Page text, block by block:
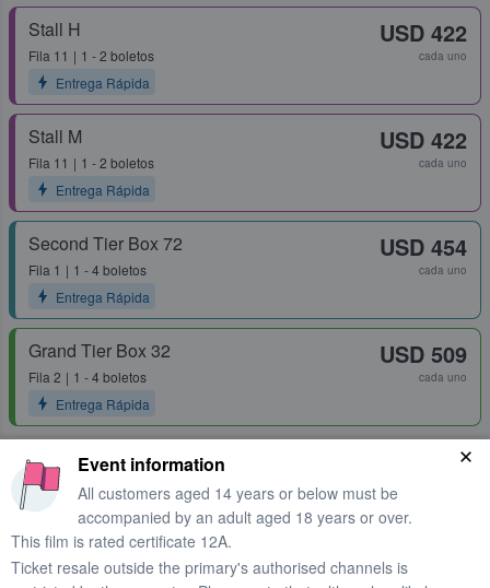
Stall H
Fila 11
1 - 2 boletos
Entrega Rápida
USD 422
cada uno
Stall M
Fila 11
1 - 2 boletos
Entrega Rápida
USD 422
cada uno
Second Tier Box 72
Fila 1
1 - 4 boletos
Entrega Rápida
USD 454
cada uno
Grand Tier Box 32
Fila 2
1 - 4 boletos
Entrega Rápida
USD 509
cada uno
Event information
All customers aged 14 years or below must be
accompanied by an adult aged 18 years or over.
This film is rated certificate 12A.
Ticket resale outside the primary's authorised channels is